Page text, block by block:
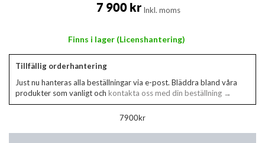
7 900 kr Inkl. moms
Finns i lager (Licenshantering)
Tillfällig orderhantering
Just nu hanteras alla beställningar via e-post. Bläddra bland våra
produkter som vanligt och kontakta oss med din beställning →
7900kr